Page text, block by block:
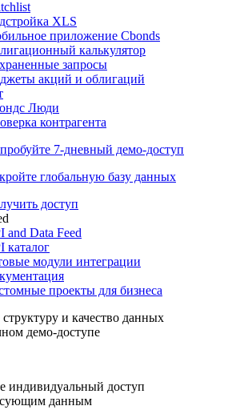
XLS
приложение Cbonds
калькулятор
запросы
акций и облигаций
Люди
контрагента
7-дневный демо-доступ
глобальную базу данных
доступ
and Data Feed
каталог
модули интеграции
проекты для бизнеса
и качество данных
демо-доступе
индивидуальный доступ
данным